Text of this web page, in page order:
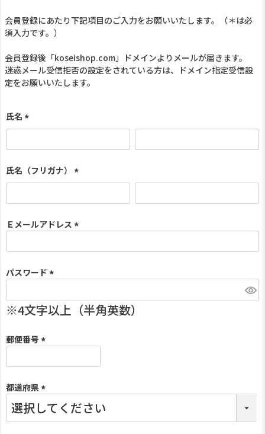
会員登録にあたり下記項目のご入力をお願いいたします。（＊は必
須入力です。）
会員登録後「koseishop.com」ドメインよりメールが届きます。
迷惑メール受信拒否の設定をされている方は、ドメイン指定受信設
定をお願いいたします。
氏名
(
氏名（フリガナ）
(
)
Ｅメールアドレス
必
)
パスワード
必
須
郵便番号
必
)
都道府県
必